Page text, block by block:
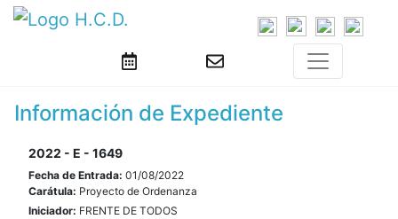
Información de Expediente
2022 - E - 1649
Fecha de Entrada: 01/08/2022
Carátula: Proyecto de Ordenanza
Iniciador: FRENTE DE TODOS